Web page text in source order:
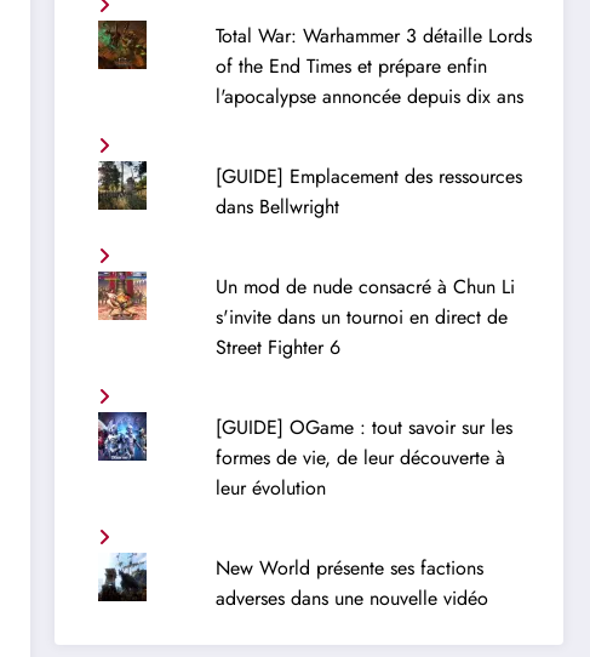
Total War: Warhammer 3 détaille Lords
of the End Times et prépare enfin
l'apocalypse annoncée depuis dix ans
[GUIDE] Emplacement des ressources
dans Bellwright
Un mod de nude consacré à Chun Li
s'invite dans un tournoi en direct de
Street Fighter 6
[GUIDE] OGame : tout savoir sur les
formes de vie, de leur découverte à
leur évolution
New World présente ses factions
adverses dans une nouvelle vidéo